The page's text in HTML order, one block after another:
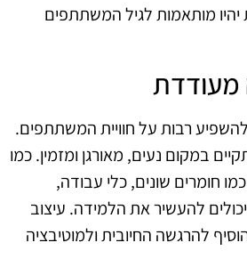
יהיו מותאמות לגיל המשתתפים
מעודדת
רבות על חוויית המשתתפים.
במקום נעים, מאורגן ומזמין. כמו
חומרים שונים, כלי עבודה,
להעשיר את הלמידה. עיצוב
להרגשה החיובית ולמוטיבציה